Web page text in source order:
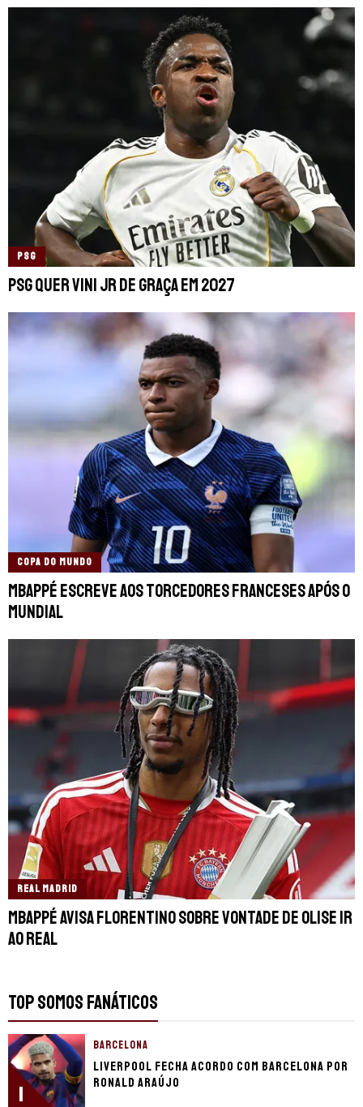
PSG
PSG quer Vini Jr de graça em 2027
COPA DO MUNDO
Mbappé escreve aos torcedores franceses após o
Mundial
REAL MADRID
Mbappé avisa Florentino sobre vontade de Olise ir
ao Real
TOP SOMOS FANÁTICOS
1
BARCELONA
Liverpool fecha acordo com Barcelona por
Ronald Araújo